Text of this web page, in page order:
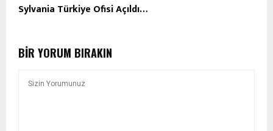
Sylvania Türkiye Ofisi Açıldı…
BIR YORUM BIRAKIN